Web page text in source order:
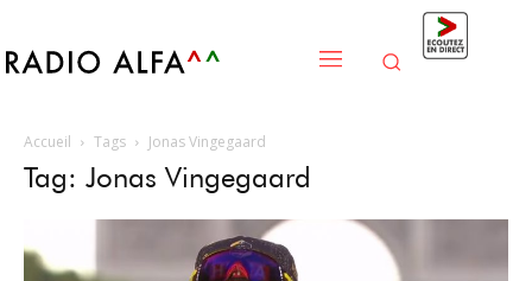
Accueil Tags Jonas Vingegaard
Tag: Jonas Vingegaard